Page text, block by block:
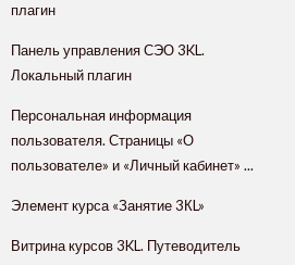
плагин
Панель управления СЭО 3KL.
Локальный плагин
Персональная информация
пользователя. Страницы «О
пользователе» и «Личный кабинет» ...
Элемент курса «Занятие 3КL»
Витрина курсов 3KL. Путеводитель